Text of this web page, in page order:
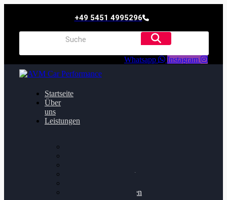
+49 5451 4995296
Whatsapp Instagram
Startseite
Über
uns
Leistungen
Getriebeoptimierung
Bremsscheiben planen